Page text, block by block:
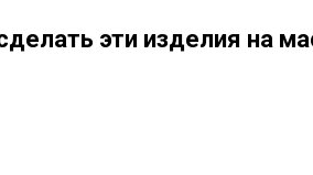
эти изделия на